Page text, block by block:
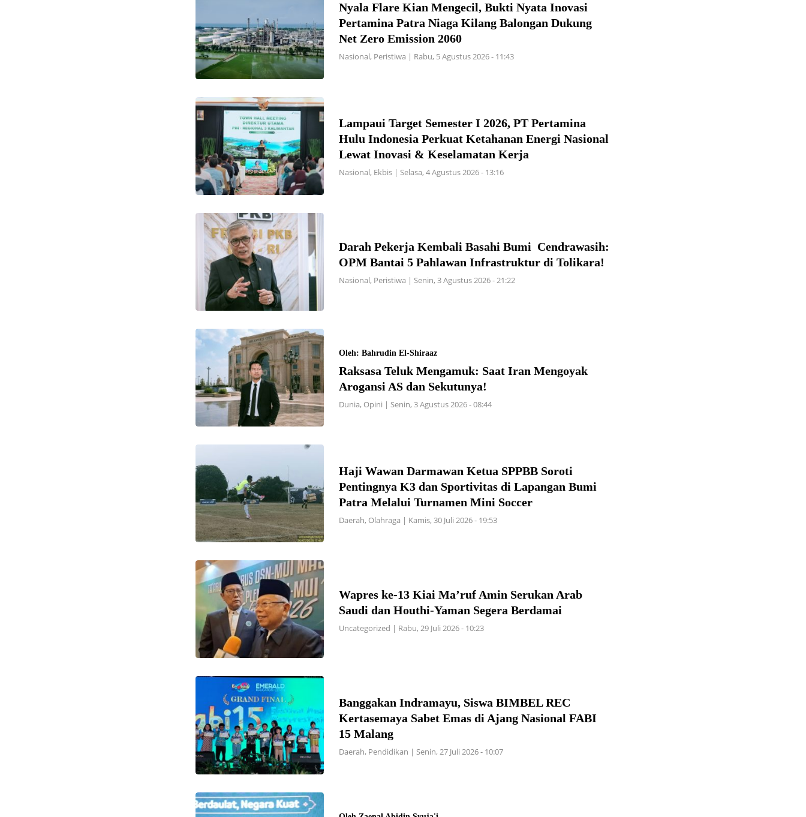
Nyala Flare Kian Mengecil, Bukti Nyata Inovasi
Pertamina Patra Niaga Kilang Balongan Dukung
Net Zero Emission 2060
Nasional, Peristiwa | Rabu, 5 Agustus 2026 - 11:43
Lampaui Target Semester I 2026, PT Pertamina
Hulu Indonesia Perkuat Ketahanan Energi Nasional
Lewat Inovasi & Keselamatan Kerja
Nasional, Ekbis |Selasa, 4 Agustus 2026 - 13:16
Darah Pekerja Kembali Basahi Bumi Cendrawasih:
OPM Bantai 5 Pahlawan Infrastruktur di Tolikara!
Nasional, Peristiwa |Senin, 3 Agustus 2026 - 21:22
Oleh: Bahrudin El-Shiraaz
Raksasa Teluk Mengamuk: Saat Iran Mengoyak
Arogansi AS dan Sekutunya!
Dunia, Opini |Senin, 3 Agustus 2026 - 08:44
Haji Wawan Darmawan Ketua SPPBB Soroti
Pentingnya K3 dan Sportivitas di Lapangan Bumi
Patra Melalui Turnamen Mini Soccer
Daerah, Olahraga | Kamis, 30 Juli 2026 - 19:53
Wapres ke-13 Kiai Ma’ruf Amin Serukan Arab
Saudi dan Houthi-Yaman Segera Berdamai
Uncategorized | Rabu, 29 Juli 2026 - 10:23
Banggakan Indramayu, Siswa BIMBEL REC
Kertasemaya Sabet Emas di Ajang Nasional FABI
15 Malang
Daerah, Pendidikan |Senin, 27 Juli 2026 - 10:07